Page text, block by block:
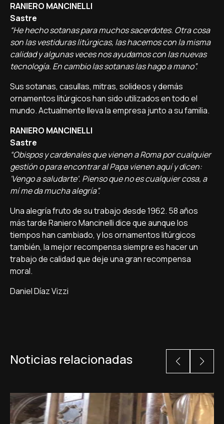
RANIERO MANCINELLI
Sastre
“He hecho sotanas para muchos sacerdotes. Otra cosa
son las vestiduras litúrgicas, las hacemos con la misma
calidad y algunas veces nos ayudamos con las nuevas
tecnología. En cambio las sotanas las hago a mano”.
Sus sotanas, casullas, mitras, solideos y demás
ornamentos litúrgicos han sido utilizados en todo el
mundo. Actualmente lleva la empresa junto a su familia.
RANIERO MANCINELLI
Sastre
“Obispos y cardenales que vienen a Roma por cualquier
gestión o para encontrar al Papa vienen aquí y dicen:
'Vengo a saludarte'. Pienso que no es cualquier cosa, a
mí me da mucha alegría”.
Una alegría fruto de su trabajo desde 1962. 58 años
más tarde Raniero Mancinelli dice que aunque los
tiempos han cambiado, y los ornamentos litúrgicos
también, la mejor recompensa siempre es hacer un
trabajo de calidad que deje una gran recompensa
moral.
Daniel Díaz Vizzi
Noticias relacionadas